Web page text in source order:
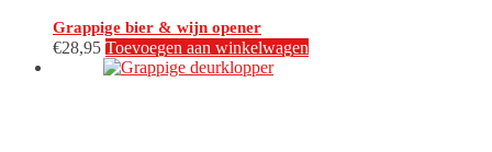
Grappige bier & wijn opener
€28,95 Toevoegen aan winkelwagen